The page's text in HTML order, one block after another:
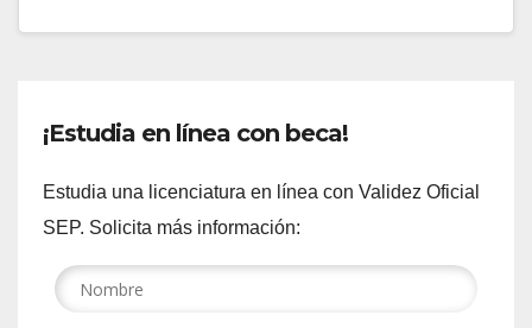
¡Estudia en línea con beca!
Estudia una licenciatura en línea con Validez Oficial
SEP. Solicita más información: